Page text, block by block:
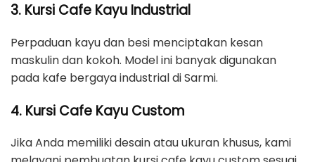
3. Kursi Cafe Kayu Industrial
Perpaduan kayu dan besi menciptakan kesan
maskulin dan kokoh. Model ini banyak digunakan
pada kafe bergaya industrial di Sarmi.
4. Kursi Cafe Kayu Custom
Jika Anda memiliki desain atau ukuran khusus, kami